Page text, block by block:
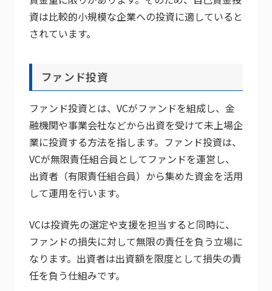
資は比較的小規模な企業への投資に適していると
されています。
ファンド投資
ファンド投資とは、VCがファンドを組成し、金
融機関や事業会社などから出資を受けて未上場企
業に投資する方法を指します。ファンド投資は、
VCが無限責任組合員としてファンドを運営し、
出資者（有限責任組合員）から集めた資金を活用
して運用を行います。
VCは投資先の選定や支援を担当すると同時に、
ファンドの損失に対して無限の責任を負う立場に
なります。出資者は出資額を限度として損失の責
任を負う仕組みです。